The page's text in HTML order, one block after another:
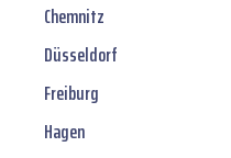
Chemnitz
Düsseldorf
Freiburg
Hagen